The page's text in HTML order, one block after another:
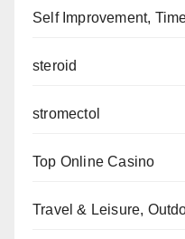
Self Improvement,
steroid
stromectol
Top Online Casino
Travel & Leisure,